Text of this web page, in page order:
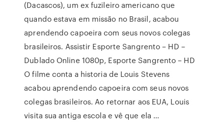
(Dacascos), um ex fuzileiro americano que
quando estava em missão no Brasil, acabou
aprendendo capoeira com seus novos colegas
brasileiros. Assistir Esporte Sangrento – HD –
Dublado Online 1080p, Esporte Sangrento – HD
O filme conta a historia de Louis Stevens
acabou aprendendo capoeira com seus novos
colegas brasileiros. Ao retornar aos EUA, Louis
visita sua antiga escola e vê que ela …